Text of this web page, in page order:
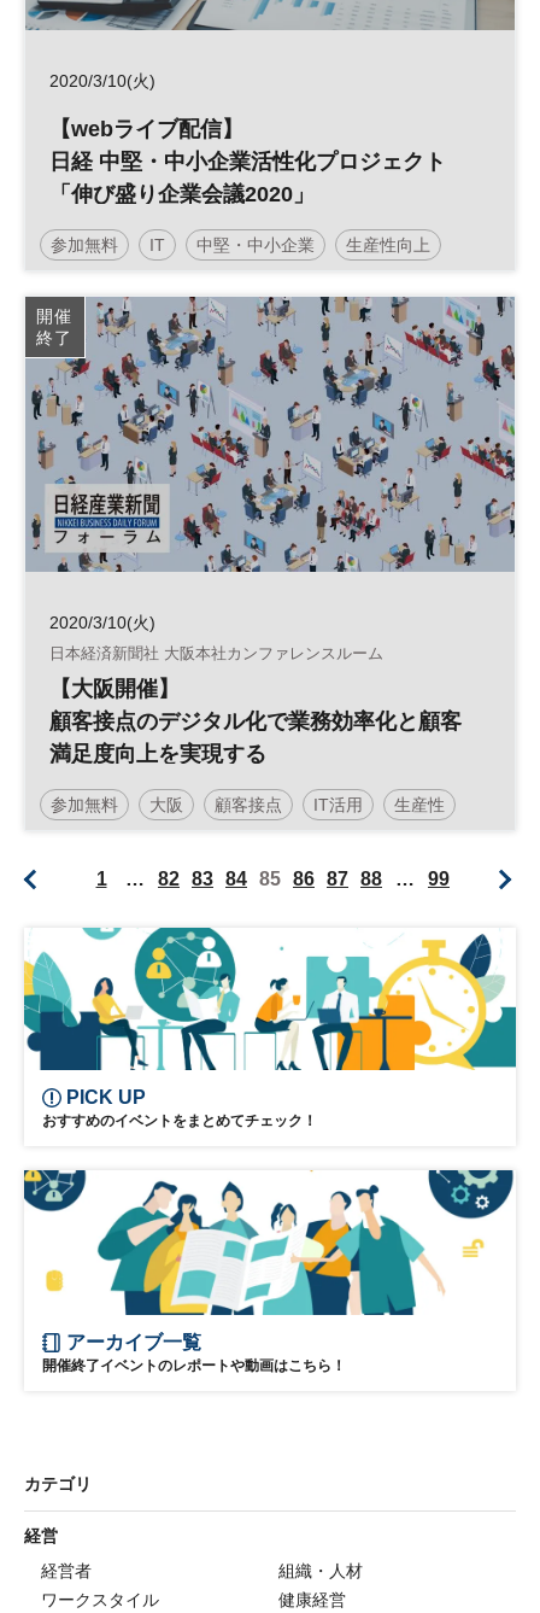
2020/3/10(火)
【webライブ配信】
日経 中堅・中小企業活性化プロジェクト
「伸び盛り企業会議2020」
参加無料 IT 中堅・中小企業 生産性向上
開催
終了
2020/3/10(火)
日本経済新聞社 大阪本社カンファレンスルーム
【大阪開催】
顧客接点のデジタル化で業務効率化と顧客
満足度向上を実現する
参加無料 大阪 顧客接点 IT活用 生産性
1 … 82 83 84 85 86 87 88 … 99
PICK UP
おすすめのイベントをまとめてチェック！
アーカイブ一覧
開催終了イベントのレポートや動画はこちら！
カテゴリ
経営
経営者
組織・人材
ワークスタイル
健康経営